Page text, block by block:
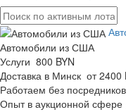
Автомобили из США
Услуги 800 BYN
Доставка в Минск от 2400
Работаем без посредников
Опыт в аукционной сфере